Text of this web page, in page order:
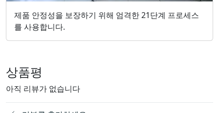
제품 안정성을 보장하기 위해 엄격한 21단계 프로세스
를 사용합니다.
상품평
아직 리뷰가 없습니다